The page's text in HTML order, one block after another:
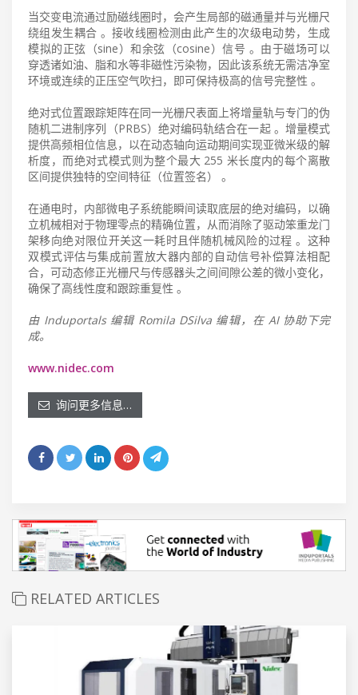
当交变电流通过励磁线圈时，会产生局部的磁通量并与光栅尺
绕组发生耦合 。接收线圈检测由此产生的次级电动势，生成
模拟的正弦（sine）和余弦（cosine）信号 。由于磁场可以
穿透诸如油、脂和水等非磁性污染物，因此该系统无需洁净室
环境或连续的正压空气吹扫，即可保持极高的信号完整性 。
绝对式位置跟踪矩阵在同一光栅尺表面上将增量轨与专门的伪
随机二进制序列（PRBS）绝对编码轨结合在一起 。增量模式
提供高频相位信息，以在动态轴向运动期间实现亚微米级的解
析度，而绝对式模式则为整个最大 255 米长度内的每个离散
区间提供独特的空间特征（位置签名） 。
在通电时，内部微电子系统能瞬间读取底层的绝对编码，以确
立机械相对于物理零点的精确位置，从而消除了驱动笨重龙门
架移向绝对限位开关这一耗时且伴随机械风险的过程 。这种
双模式评估与集成前置放大器内部的自动信号补偿算法相配
合，可动态修正光栅尺与传感器头之间间隙公差的微小变化，
确保了高线性度和跟踪重复性 。
由 Induportals 编辑 Romila DSilva 编辑，在 AI 协助下完
成。
www.nidec.com
询问更多信息…
RELATED ARTICLES